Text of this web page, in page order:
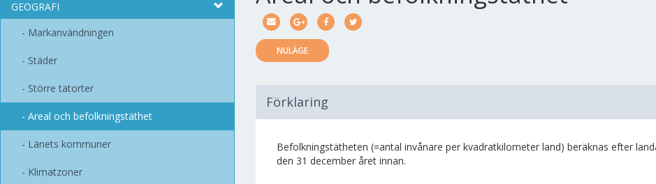
GEOGRAFI
Markanvändningen
Städer
Större tätorter
Areal och befolkningstäthet
Länets kommuner
Klimatzoner
NULÄGE
Förklaring
Befolkningstätheten (=antal invånare per kvadratkilometer land) beräknas efter
den 31 december året innan.